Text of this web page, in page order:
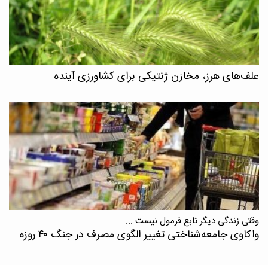
علف‌های هرز، مخازن ژنتیکی برای کشاورزی آینده
وقتی زندگی دیگر تابع فرمول نیست ...
واکاوی جامعه‌شناختی تغییر الگوی مصرف در جنگ ۴۰ روزه